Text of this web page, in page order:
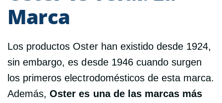
Marca
Los productos Oster han existido desde 1924,
sin embargo, es desde 1946 cuando surgen
los primeros electrodomésticos de esta marca.
Además,Oster es una de las marcas más